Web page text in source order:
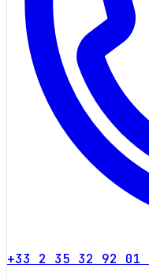
+33 2 35 32 92 01